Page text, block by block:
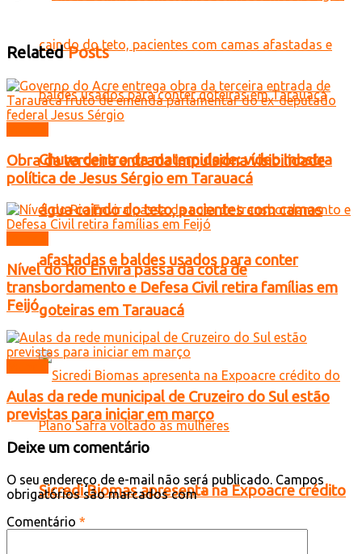
Chuva dentro da maternidade: vídeo mostra
água caindo do teto, pacientes com camas
afastadas e baldes usados para conter
goteiras em Tarauacá
Sicredi Biomas apresenta na Expoacre crédito
RelatedPosts
Obra da terceira entrada impulsiona visibilidade
política de Jesus Sérgio em Tarauacá
Nível do Rio Envira passa da cota de
transbordamento e Defesa Civil retira famílias em
Feijó
Aulas da rede municipal de Cruzeiro do Sul estão
previstas para iniciar em março
Deixe um comentário
O seu endereço de e-mail não será publicado. Campos
obrigatórios são marcados com*
Comentário *